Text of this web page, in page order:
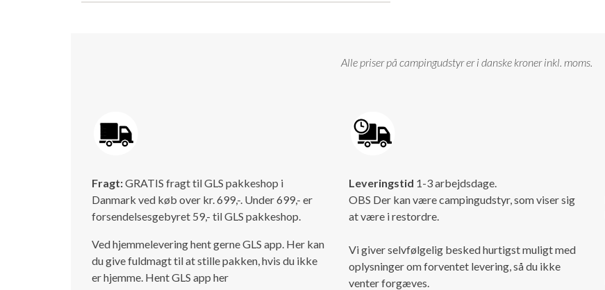
Alle priser på campingudstyr er i danske kroner inkl. moms.
Fragt:GRATIS fragt til GLS pakkeshop i
Danmark ved køb over kr. 699,-. Under 699,- er
forsendelsesgebyret 59,- til GLS pakkeshop.
Ved hjemmelevering hent gerne GLS app. Her kan
du give fuldmagt til at stille pakken, hvis du ikke
er hjemme. Hent GLS app her
Leveringstid 1-3 arbejdsdage.
OBS Der kan være campingudstyr, som viser sig
at være i restordre.
Vi giver selvfølgelig besked hurtigst muligt med
oplysninger om forventet levering, så du ikke
venter forgæves.